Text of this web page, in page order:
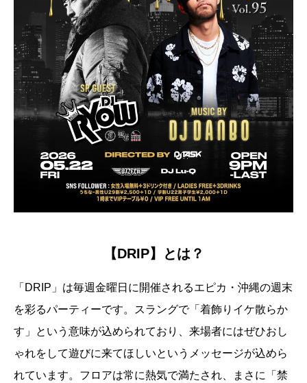
【DRIP】とは？
「DRIP」は毎週金曜日に開催されるエピカ・沖縄の週末
を彩るパーティーです。スラングで「着飾りイケ散らか
す」という意味が込められており、来場者にはぜひおし
ゃれをして遊びに来てほしいというメッセージが込めら
れています。フロアは常に熱気で満たされ、まさに「禁